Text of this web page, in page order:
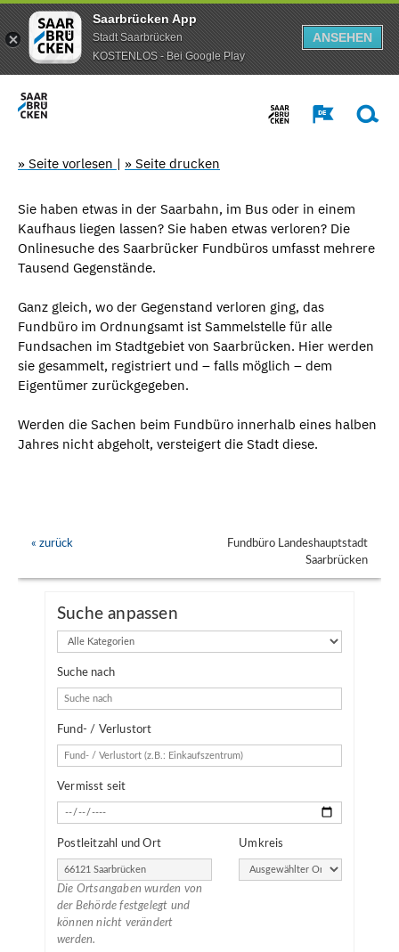
Saarbrücken App
Stadt Saarbrücken
KOSTENLOS - Bei Google Play
ANSEHEN
» Seite vorlesen | » Seite drucken
Sie haben etwas in der Saarbahn, im Bus oder in einem
Kaufhaus liegen lassen? Sie haben etwas verloren? Die
Onlinesuche des Saarbrücker Fundbüros umfasst mehrere
Tausend Gegenstände.
Ganz gleich, wo der Gegenstand verloren ging, das
Fundbüro im Ordnungsamt ist Sammelstelle für alle
Fundsachen im Stadtgebiet von Saarbrücken. Hier werden
sie gesammelt, registriert und – falls möglich – dem
Eigentümer zurückgegeben.
Werden die Sachen beim Fundbüro innerhalb eines halben
Jahres nicht abgeholt, versteigert die Stadt diese.